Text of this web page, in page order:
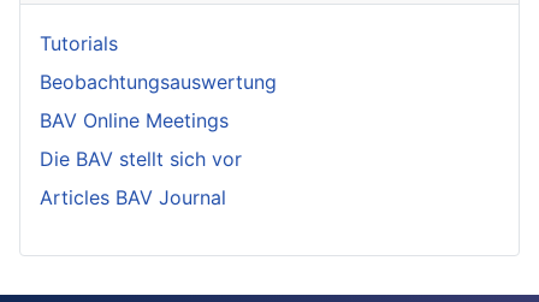
Tutorials
Beobachtungsauswertung
BAV Online Meetings
Die BAV stellt sich vor
Articles BAV Journal